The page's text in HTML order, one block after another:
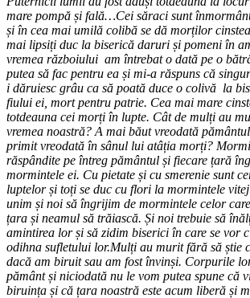
mare pompă și fală…Cei săraci sunt
și în cea mai umilă colibă se dă morților
mai lipsiți duc la biserică daruri și pomeni în
vremea războiului am întrebat o dată pe o
putea să fac pentru ea și mi-a răspuns că
i dăruiesc grâu ca să poată duce o colivă la
fiului ei, mort pentru patrie. Cea mai mare
totdeauna cei morți în lupte. Cât de mulți au
vremea noastră? A mai băut vreodată
primit vreodată în sânul lui atâția morți?
răspândite pe întreg pământul și fiecare țară
mormintele ei. Cu pietate și cu smerenie sunt
luptelor și toți se duc cu flori la mormintele
unim și noi să îngrijim de mormintele celor
țara și neamul să trăiască. Și noi trebuie să
amintirea lor și să zidim biserici în care se vor
odihna sufletului lor.Mulți au murit fără să știe
dacă am biruit sau am fost învinși. Corpurile
pământ și niciodată nu le vom putea spune că
biruința și că țara noastră este acum liberă și